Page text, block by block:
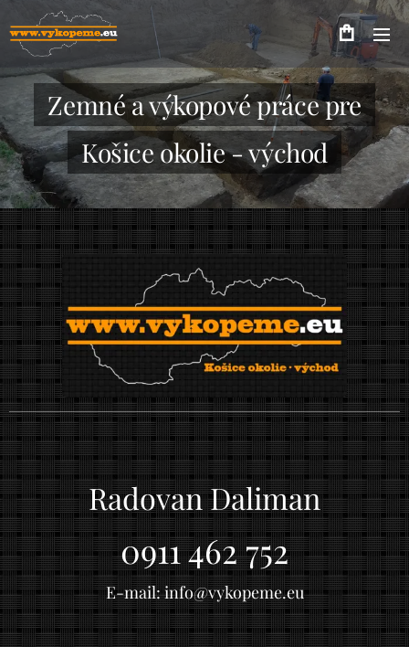
Zemné a výkopové práce pre
Košice okolie - východ
Radovan Daliman
0911 462 752
E-mail:info@vykopeme.eu